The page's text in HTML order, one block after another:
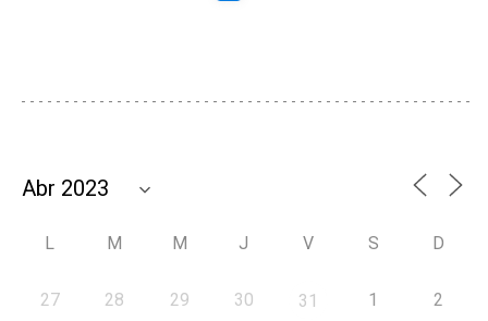
L M M J V S D
27 28 29 30 31 1 2